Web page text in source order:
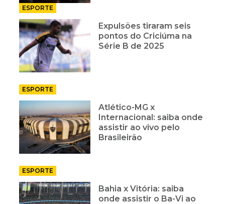
ESPORTE
Expulsões tiraram seis
pontos do Criciúma na
Série B de 2025
ESPORTE
Atlético-MG x
Internacional: saiba onde
assistir ao vivo pelo
Brasileirão
ESPORTE
Bahia x Vitória: saiba
onde assistir o Ba-Vi ao